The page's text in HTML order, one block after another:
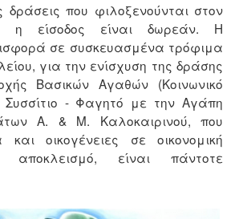
που φιλοξενούνται στον
η είσοδος είναι δωρεάν. Η
σε συσκευασμένα τρόφιμα
για την ενίσχυση της δράσης
Βασικών Αγαθών (Κοινωνικό
Συσσίτιο - Φαγητό με την Αγάπη
Α. & Μ. Καλοκαιρινού, που
και οικογένειες σε οικονομική
αποκλεισμό, είναι πάντοτε